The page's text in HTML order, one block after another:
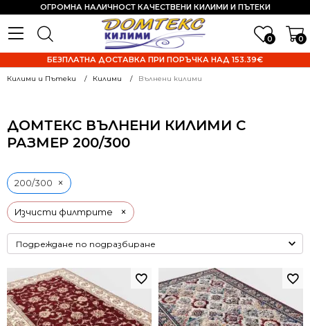
0 0
ОГРОМНА НАЛИЧНОСТ КАЧЕСТВЕНИ КИЛИМИ И ПЪТЕКИ
БЕЗПЛАТНА ДОСТАВКА ПРИ ПОРЪЧКА НАД 153.39€
Килими и Пътеки Килими Вълнени килими
ДОМТЕКС ВЪЛНЕНИ КИЛИМИ С
РАЗМЕР 200/300
Изчисти филтрите ×
200/300 ×